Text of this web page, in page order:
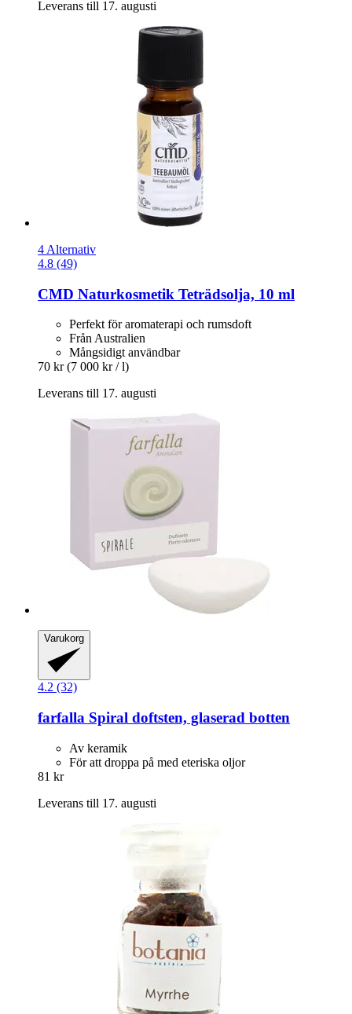
Leverans till 17. augusti
4 Alternativ
4.8 (49)
CMD Naturkosmetik Teträdsolja, 10 ml
Perfekt för aromaterapi och rumsdoft
Från Australien
Mångsidigt användbar
70 kr (7 000 kr / l)
Leverans till 17. augusti
Varukorg
4.2 (32)
farfalla Spiral doftsten, glaserad botten
Av keramik
För att droppa på med eteriska oljor
81 kr
Leverans till 17. augusti